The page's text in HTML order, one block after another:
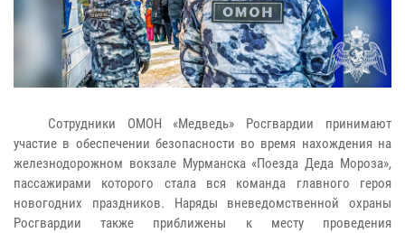
Сотрудники ОМОН «Медведь» Росгвардии принимают
участие в обеспечении безопасности во время нахождения на
железнодорожном вокзале Мурманска «Поезда Деда Мороза»,
пассажирами которого стала вся команда главного героя
новогодних праздников. Наряды вневедомственной охраны
Росгвардии также приближены к месту проведения